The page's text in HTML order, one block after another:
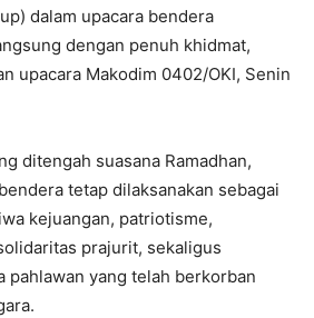
dalam upacara bendera
dengan penuh khidmat,
upacara Makodim 0402/OKI, Senin
ditengah suasana Ramadhan,
tetap dilaksanakan sebagai
kejuangan, patriotisme,
prajurit, sekaligus
pahlawan yang telah berkorban